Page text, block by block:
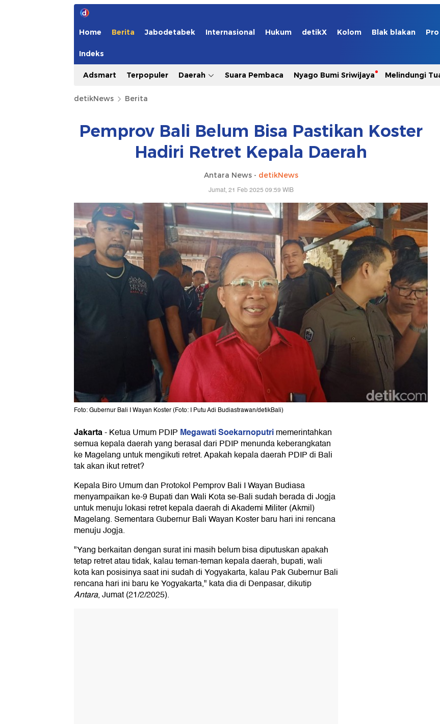
Home Berita Jabodetabek Internasional Hukum detikX Kolom Blak blakan
Indeks
Adsmart Terpopuler Daerah Suara Pembaca Nyago Bumi Sriwijaya Melindungi
detikNews Berita
Pemprov Bali Belum Bisa Pastikan Koster
Hadiri Retret Kepala Daerah
Antara News - detikNews
Jumat, 21 Feb 2025 09:59 WIB
Foto: Gubernur Bali I Wayan Koster (Foto: I Putu Adi Budiastrawan/detikBali)
Jakarta-Ketua Umum PDIP Megawati Soekarnoputrimemerintahkan
semua kepala daerah yang berasal dari PDIP menunda keberangkatan
ke Magelang untuk mengikuti retret. Apakah kepala daerah PDIP di Bali
tak akan ikut retret?
Kepala Biro Umum dan Protokol Pemprov Bali I Wayan Budiasa
menyampaikan ke-9 Bupati dan Wali Kota se-Bali sudah berada di Jogja
untuk menuju lokasi retret kepala daerah di Akademi Militer (Akmil)
Magelang. Sementara Gubernur Bali Wayan Koster baru hari ini rencana
menuju Jogja.
"Yang berkaitan dengan surat ini masih belum bisa diputuskan apakah
tetap retret atau tidak, kalau teman-teman kepala daerah, bupati, wali
kota kan posisinya saat ini sudah di Yogyakarta, kalau Pak Gubernur Bali
rencana hari ini baru ke Yogyakarta," kata dia di Denpasar, dikutip
Antara, Jumat (21/2/2025).